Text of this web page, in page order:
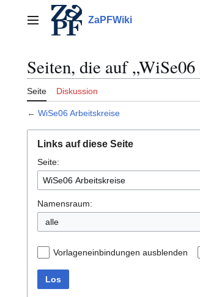
springenHauptmenü ZaPFWiki
Seiten, die auf
Seite Diskussion
← WiSe06 Arbeitskreise
Links auf diese Seite
Seite:
Namensraum:
alle
Vorlageneinbindungen ausblenden
Los